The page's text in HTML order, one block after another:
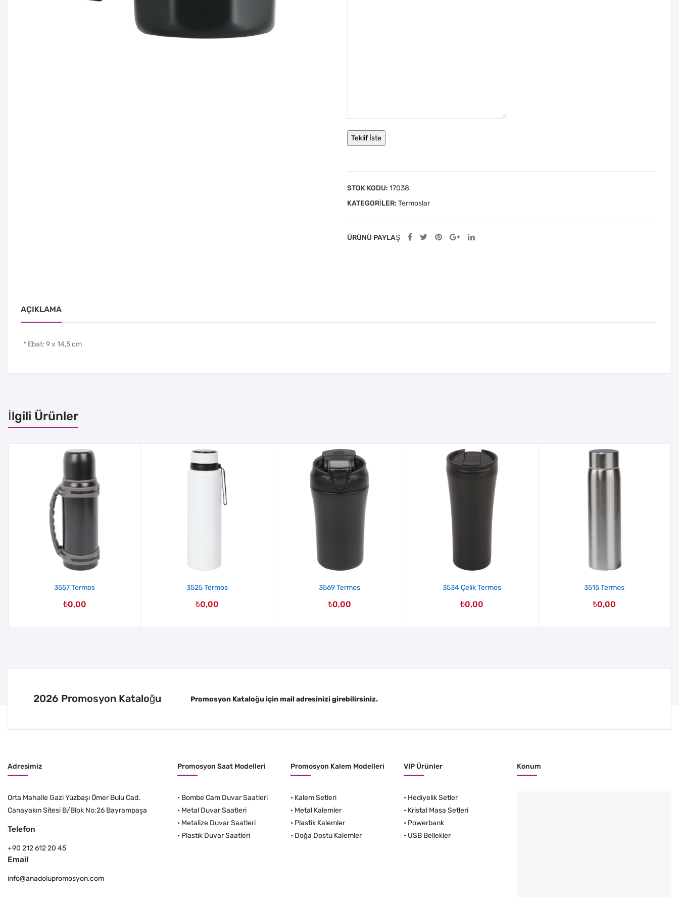
STOK KODU: 17038
KATEGORILER: Termoslar
ÜRÜNÜ PAYLAŞ
AÇIKLAMA
* Ebat: 9 x 14,5 cm
İlgili Ürünler
3557 Termos
₺0,00
3525 Termos
₺0,00
3569 Termos
₺0,00
3534 Çelik Termos
₺0,00
3515 Termos
₺0,00
2026 Promosyon Kataloğu Promosyon Kataloğu için mail adresinizi girebilirsiniz.
Adresimiz
Orta Mahalle Gazi Yüzbaşı Ömer Bulu Cad.
Canayakın Sitesi B/Blok No:26 Bayrampaşa
Telefon
+90 212 612 20 45
Email
info@anadolupromosyon.com
Promosyon Saat Modelleri
• Bombe Cam Duvar Saatleri
• Metal Duvar Saatleri
• Metalize Duvar Saatleri
• Plastik Duvar Saatleri
Promosyon Kalem Modelleri
• Kalem Setleri
• Metal Kalemler
• Plastik Kalemler
• Doğa Dostu Kalemler
VIP Ürünler
• Hediyelik Setler
• Kristal Masa Setleri
• Powerbank
• USB Bellekler
Konum